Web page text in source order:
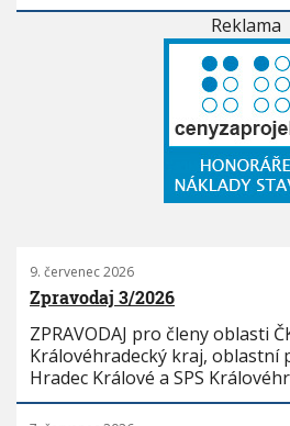
Reklama
9. červenec 2026
Zpravodaj 3/2026
ZPRAVODAJ pro členy oblasti
Královéhradecký kraj, oblastní
Hradec Králové a SPS